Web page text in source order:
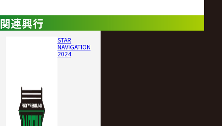
関連興行
STAR
NAVIGATION
2024